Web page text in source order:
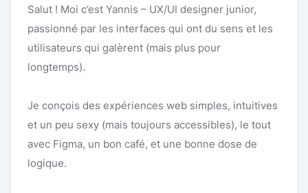
Salut ! Moi c’est Yannis – UX/UI designer junior,
passionné par les interfaces qui ont du sens et les
utilisateurs qui galèrent (mais plus pour
longtemps).
Je conçois des expériences web simples, intuitives
et un peu sexy (mais toujours accessibles), le tout
avec Figma, un bon café, et une bonne dose de
logique.